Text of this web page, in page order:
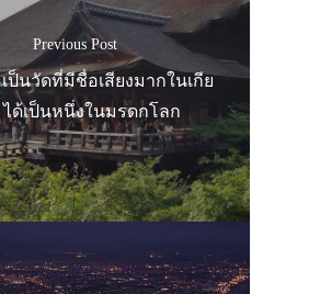
Previous Post
ป็นวัดที่มีชื่อเสียงมากในเกีย
ได้เป็นหนึ่งในมรดกโลก